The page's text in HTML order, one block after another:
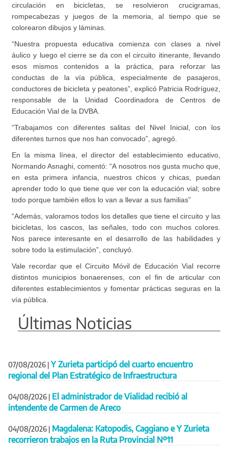
circulación en bicicletas, se resolvieron crucigramas,
rompecabezas y juegos de la memoria, al tiempo que se
colorearon dibujos y láminas.
“Nuestra propuesta educativa comienza con clases a nivel
áulico y luego el cierre se da con el circuito itinerante, llevando
esos mismos contenidos a la práctica, para reforzar las
conductas de la vía pública, especialmente de pasajeros,
conductores de bicicleta y peatones”, explicó Patricia Rodríguez,
responsable de la Unidad Coordinadora de Centros de
Educación Vial de la DVBA.
“Trabajamos con diferentes salitas del Nivel Inicial, con los
diferentes turnos que nos han convocado”, agregó.
En la misma línea, el director del establecimiento educativo,
Normando Asnaghi, comentó: “A nosotros nos gusta mucho que,
en esta primera infancia, nuestros chicos y chicas, puedan
aprender todo lo que tiene que ver con la educación vial; sobre
todo porque también ellos lo van a llevar a sus familias”
“Además, valoramos todos los detalles que tiene el circuito y las
bicicletas, los cascos, las señales, todo con muchos colores.
Nos parece interesante en el desarrollo de las habilidades y
sobre todo la estimulación”, concluyó.
Vale recordar que el Circuito Móvil de Educación Vial recorre
distintos municipios bonaerenses, con el fin de articular con
diferentes establecimientos y fomentar prácticas seguras en la
vía pública.
Últimas Noticias
07/08/2026 | Y Zurieta participó del cuarto encuentro
regional del Plan Estratégico de Infraestructura
04/08/2026 | El administrador de Vialidad recibió al
intendente de Carmen de Areco
04/08/2026 | Magdalena: Katopodis, Caggiano e Y Zurieta
recorrieron trabajos en la Ruta Provincial Nº11